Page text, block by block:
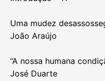
1/144